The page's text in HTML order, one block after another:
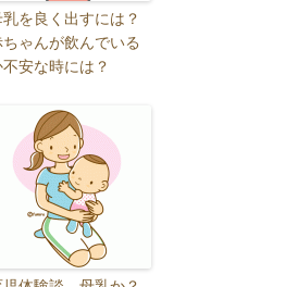
乳を良く出すには？
ちゃんが飲んでいる
不安な時には？